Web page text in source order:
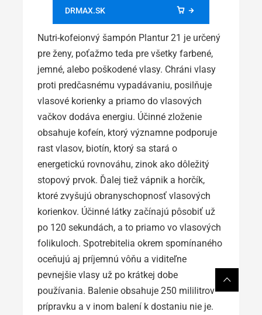
DRMAX.SK
Nutri-kofeionvý šampón Plantur 21 je určený
pre ženy, poťažmo teda pre všetky farbené,
jemné, alebo poškodené vlasy. Chráni vlasy
proti predčasnému vypadávaniu, posilňuje
vlasové korienky a priamo do vlasových
vačkov dodáva energiu. Účinné zloženie
obsahuje kofeín, ktorý významne podporuje
rast vlasov, biotín, ktorý sa stará o
energetickú rovnováhu, zinok ako dôležitý
stopový prvok. Ďalej tiež vápnik a horčík,
ktoré zvyšujú obranyschopnosť vlasových
korienkov. Účinné látky začínajú pôsobiť už
po 120 sekundách, a to priamo vo vlasových
folikuloch. Spotrebitelia okrem spomínaného
oceňujú aj príjemnú vôňu a viditeľne
pevnejšie vlasy už po krátkej dobe
používania. Balenie obsahuje 250 mililitrov
prípravku a v inom balení k dostaniu nie je.